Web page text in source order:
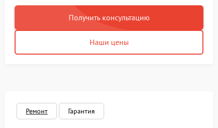
Получить консультацию
Наши цены
Ремонт Гарантия